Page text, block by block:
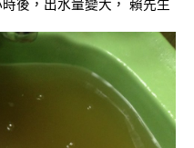
後，出水量變大， 賴先生